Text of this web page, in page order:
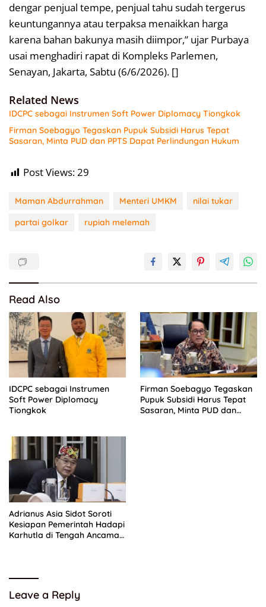
dengar penjual tempe, penjual tahu sudah tergerus
keuntungannya atau terpaksa menaikkan harga
karena bahan bakunya masih diimpor,” ujar Purbaya
usai menghadiri rapat di Kompleks Parlemen,
Senayan, Jakarta, Sabtu (6/6/2026). []
Related News
IDCPC sebagai Instrumen Soft Power Diplomacy Tiongkok
Firman Soebagyo Tegaskan Pupuk Subsidi Harus Tepat
Sasaran, Minta PUD dan PPTS Dapat Perlindungan Hukum
Post Views:29
Maman Abdurrahman Menteri UMKM
nilai tukar
partai golkar
rupiah melemah
Read Also
IDCPC sebagai Instrumen
Soft Power Diplomacy
Tiongkok
Firman Soebagyo Tegaskan
Pupuk Subsidi Harus Tepat
Sasaran, Minta PUD dan
Adrianus Asia Sidot Soroti
Kesiapan Pemerintah Hadapi
Karhutla di Tengah Ancaman
Leave a Reply